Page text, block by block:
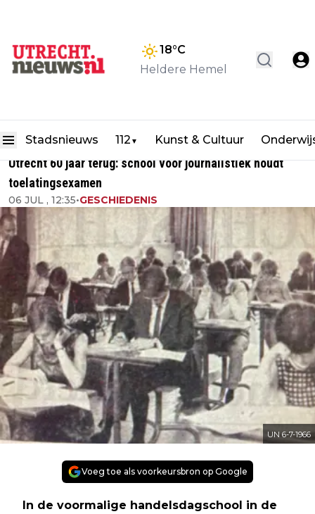
18°C
Heldere Hemel
Stadsnieuws 112 ▼ Kunst & Cultuur
Utrecht 60 jaar terug: school voor journalistiek houdt
toelatingsexamen
06 JUL , 12:35•GESCHIEDENIS
UN 6-7-1966
Voeg toe als voorkeursbron op Google
In de voormalige handelsdagschool in de